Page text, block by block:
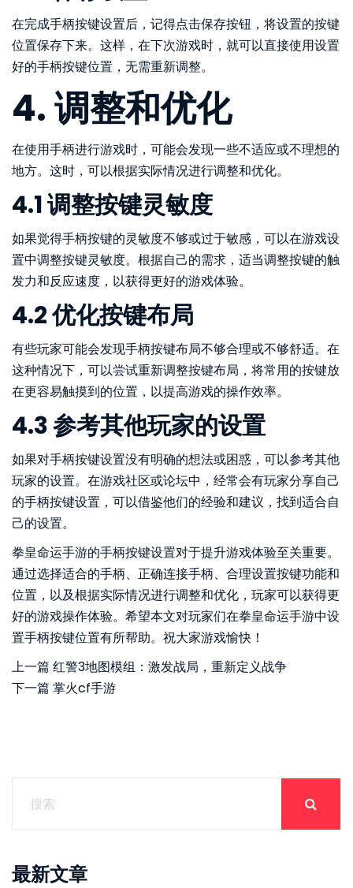
在完成手柄按键设置后，记得点击保存按钮，将设置的按键
位置保存下来。这样，在下次游戏时，就可以直接使用设置
好的手柄按键位置，无需重新调整。
4. 调整和优化
在使用手柄进行游戏时，可能会发现一些不适应或不理想的
地方。这时，可以根据实际情况进行调整和优化。
4.1 调整按键灵敏度
如果觉得手柄按键的灵敏度不够或过于敏感，可以在游戏设
置中调整按键灵敏度。根据自己的需求，适当调整按键的触
发力和反应速度，以获得更好的游戏体验。
4.2 优化按键布局
有些玩家可能会发现手柄按键布局不够合理或不够舒适。在
这种情况下，可以尝试重新调整按键布局，将常用的按键放
在更容易触摸到的位置，以提高游戏的操作效率。
4.3 参考其他玩家的设置
如果对手柄按键设置没有明确的想法或困惑，可以参考其他
玩家的设置。在游戏社区或论坛中，经常会有玩家分享自己
的手柄按键设置，可以借鉴他们的经验和建议，找到适合自
己的设置。
拳皇命运手游的手柄按键设置对于提升游戏体验至关重要。
通过选择适合的手柄、正确连接手柄、合理设置按键功能和
位置，以及根据实际情况进行调整和优化，玩家可以获得更
好的游戏操作体验。希望本文对玩家们在拳皇命运手游中设
置手柄按键位置有所帮助。祝大家游戏愉快！
上一篇 红警3地图模组：激发战局，重新定义战争
下一篇 掌火cf手游
最新文章